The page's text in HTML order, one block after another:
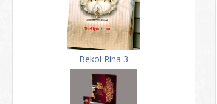
Bekol Rina 3